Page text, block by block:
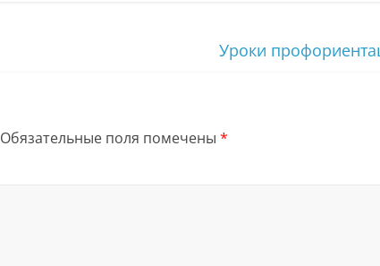
Уроки
Обязательные поля помечены *